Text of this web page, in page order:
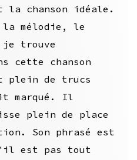
la chanson idéale.
la mélodie, le
je trouve
cette chanson
plein de trucs
marqué. Il
plein de place
Son phrasé est
est pas tout